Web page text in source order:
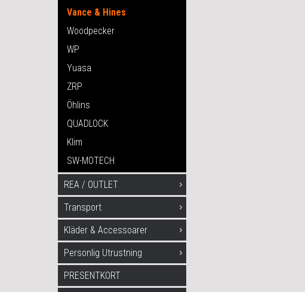
Vance & Hines
Woodpecker
WP
Yuasa
ZRP
Öhlins
QUADLOCK
Klim
SW-MOTECH
REA / OUTLET
Transport
Kläder & Accessoarer
Personlig Utrustning
PRESENTKORT